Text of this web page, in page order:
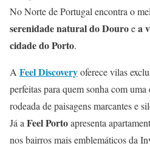
No Norte de Portugal encontra o
serenidade natural do Douroea
cidade do Porto.
A Feel Discoveryoferece vilas
perfeitas para quem sonha com
rodeada de paisagens marcantes e
Já a Feel Portoapresenta
nos bairros mais emblemáticos da